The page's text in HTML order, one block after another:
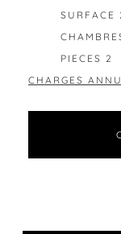
SURFACE
PIECES 2
CHARGES